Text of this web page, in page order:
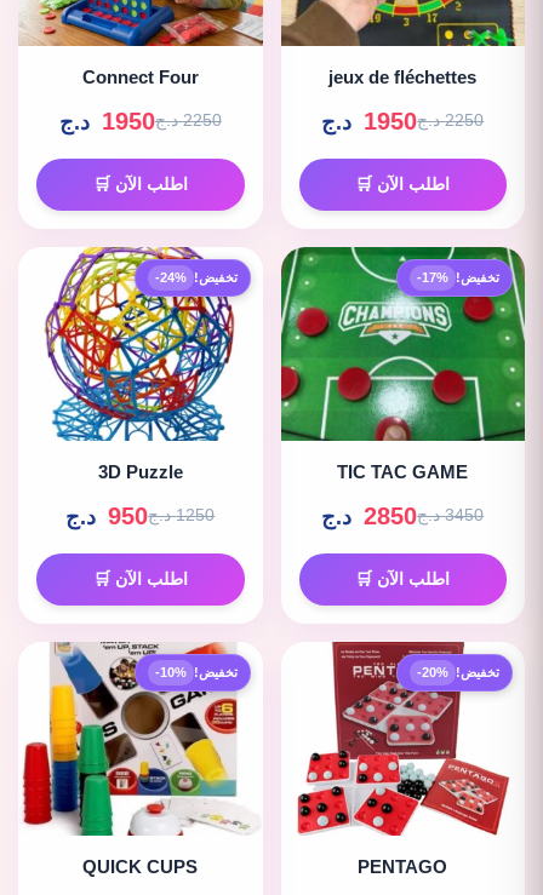
jeux de fléchettes
2250 د.ج 1950 د.ج
اطلب الآن 🛒
Connect Four
2250 د.ج 1950 د.ج
اطلب الآن 🛒
تخفيض! -17%
TIC TAC GAME
3450 د.ج 2850 د.ج
اطلب الآن 🛒
تخفيض! -24%
3D Puzzle
1250 د.ج 950 د.ج
اطلب الآن 🛒
تخفيض! -20%
PENTAGO
تخفيض! -10%
QUICK CUPS